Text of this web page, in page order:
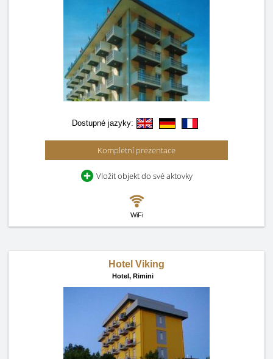
Dostupné jazyky:
Kompletní prezentace
Vložit objekt do své aktovky
WiFi
Hotel Viking
Hotel, Rimini